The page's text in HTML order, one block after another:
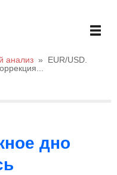
анализ »
EUR/USD.
дно